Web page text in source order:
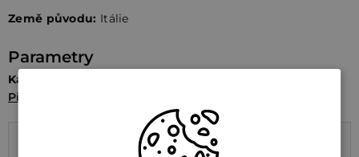
Země původu: Itálie
Parametry
Kategorie
Přílohy a trvanlivé
Výživové údaje na 100 g